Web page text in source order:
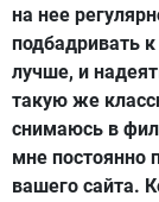
на нее
подбадривать
лучше, и
такую же
снимаюсь в
мне постоянно
вашего сайта.